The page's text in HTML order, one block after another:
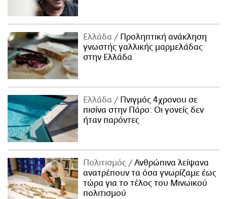
Ελλάδα
Προληπτική ανάκληση
γνωστής γαλλικής μαρμελάδας
στην Ελλάδα
Ελλάδα
Πνιγμός 4χρονου σε
πισίνα στην Πάρο: Οι γονείς δεν
ήταν παρόντες
Πολιτισμός
Ανθρώπινα λείψανα
ανατρέπουν τα όσα γνωρίζαμε έως
τώρα για το τέλος του Μινωικού
πολιτισμού